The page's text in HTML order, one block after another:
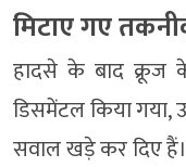
मिटाए गए
हादसे के बाद क्रूज
डिसमेंटल किया गया,
सवाल खड़े कर दिए हैं।